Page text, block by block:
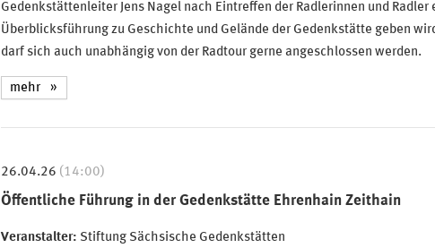
Gedenkstättenleiter Jens Nagel nach Eintreffen der Radlerinnen und Radler
Überblicksführung zu Geschichte und Gelände der Gedenkstätte geben
darf sich auch unabhängig von der Radtour gerne angeschlossen werden.
mehr
26.04.26 (14:00)
Öffentliche Führung in der Gedenkstätte Ehrenhain Zeithain
Veranstalter: Stiftung Sächsische Gedenkstätten